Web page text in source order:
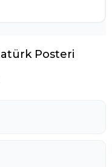
Posteri